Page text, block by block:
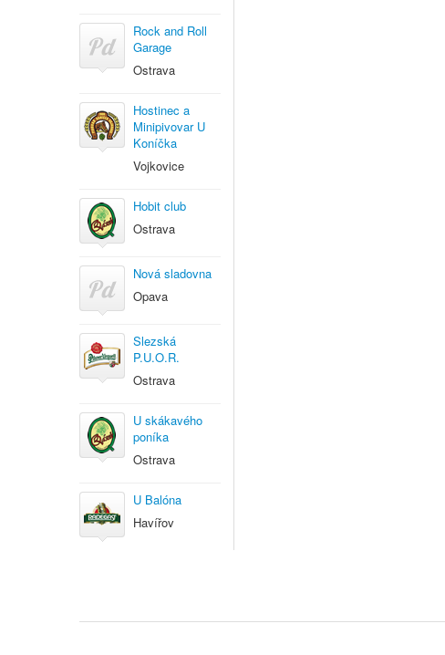
Rock and Roll
Garage
Ostrava
Hostinec a
Minipivovar U
Koníčka
Vojkovice
Hobit club
Ostrava
Nová sladovna
Opava
Slezská
P.U.O.R.
Ostrava
U skákavého
poníka
Ostrava
U Balóna
Havířov